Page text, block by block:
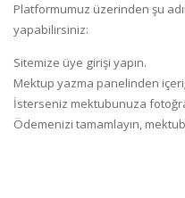
Platformumuz üzerinden şu
yapabilirsiniz:
Sitemize üye girişi yapın.
Mektup yazma panelinden
İsterseniz mektubunuza
Ödemenizi tamamlayın,